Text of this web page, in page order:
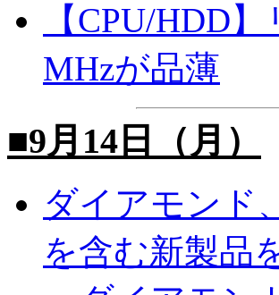
【CPU/HDD
MHzが品薄
■9月14日（月）
ダイアモンド
を含む新製品